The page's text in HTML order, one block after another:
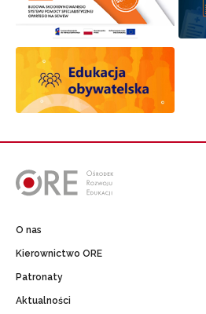
O nas
Kierownictwo ORE
Patronaty
Aktualności